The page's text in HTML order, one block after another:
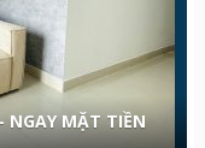
NGAY MẶT TIỀN